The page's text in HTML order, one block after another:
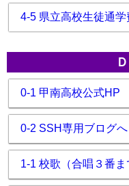
4-5 県立高校生徒通学
0-1 甲南高校公式HP
0-2 SSH専用ブログへ
1-1 校歌（合唱３番ま